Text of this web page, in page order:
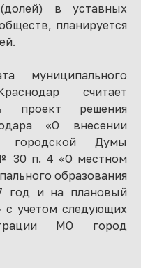
в уставных
планируется
муниципального
считает
проект решения
«О внесении
городской Думы
30 п. 4 «О местном
образования
год и на плановый
с учетом следующих
МО город